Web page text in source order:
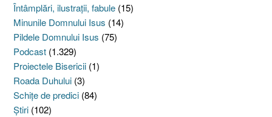
Întâmplări, ilustraţii, fabule (15)
Minunile Domnului Isus (14)
Pildele Domnului Isus (75)
Podcast (1.329)
Proiectele Bisericii (1)
Roada Duhului (3)
Schiţe de predici (84)
Ştiri (102)